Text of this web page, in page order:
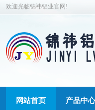
欢迎光临锦祎铝业官网!
网站首页 产品中心